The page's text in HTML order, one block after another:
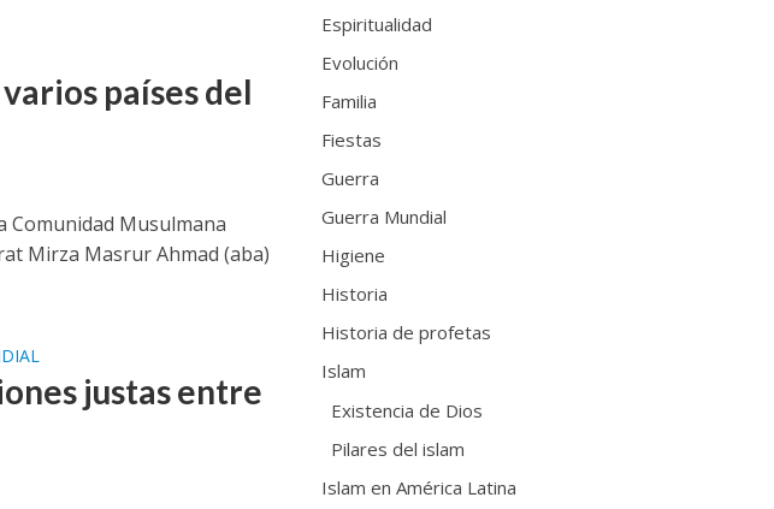
países del
Comunidad Musulmana
Mirza Masrur Ahmad (aba)
justas entre
Espiritualidad
Evolución
Familia
Fiestas
Guerra
Guerra Mundial
Higiene
Historia
Historia de profetas
Islam
Existencia de Dios
Pilares del islam
Islam en América Latina